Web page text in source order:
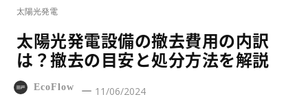
太陽光発電
太陽光発電設備の撤去費用の内訳
は？撤去の目安と処分方法を解説
EcoFlow 11/06/2024